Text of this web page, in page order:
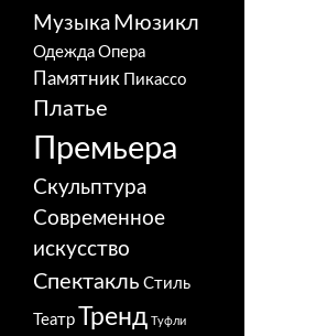
Музыка Мюзикл
Одежда Опера
Памятник Пикассо
Платье
Премьера
Скульптура
Современное
искусство
Спектакль Стиль
Театр Тренд Туфли